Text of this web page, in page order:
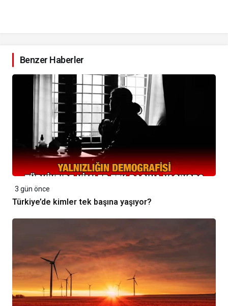
Benzer Haberler
3 gün önce
Türkiye’de kimler tek başına yaşıyor?